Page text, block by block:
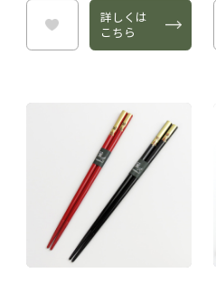
詳しくは
こちら